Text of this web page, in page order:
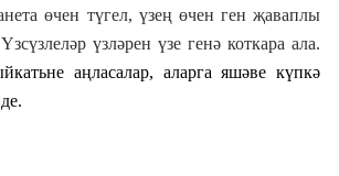
өчен түгел, үзең өчен ген җаваплы
үзләрен үзе генә коткара ала.
аңласалар, аларга яшәве күпкә